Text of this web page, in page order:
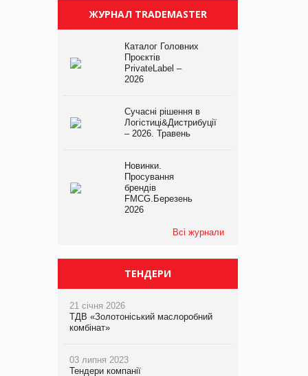
ЖУРНАЛ TRADEMASTER
Каталог Головних
Проєктів
PrivateLabel –
2026
Сучасні рішення в
Логістиці&Дистрибуції
– 2026. Травень
Новинки.
Просування
брендів
FMCG.Березень
2026
Всі журнали
ТЕНДЕРИ
21 січня 2026
ТДВ «Золотоніський маслоробний
комбінат»
03 липня 2023
Тендери компанії